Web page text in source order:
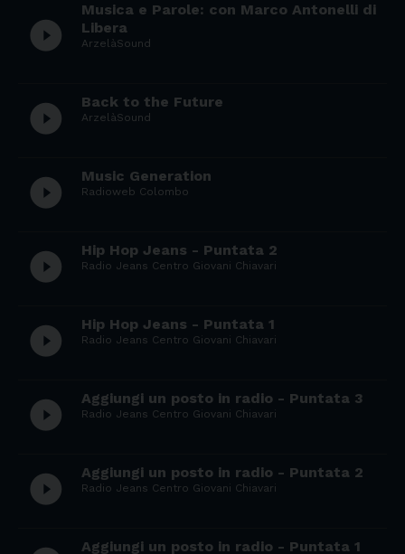
play_circle_filled
Musica e Parole: con Marco Antonelli di
Libera
ArzelàSound
play_circle_filled Back to the Future
ArzelàSound
play_circle_filled Music Generation
Radioweb Colombo
play_circle_filled Hip Hop Jeans - Puntata 2
Radio Jeans Centro Giovani Chiavari
play_circle_filled Hip Hop Jeans - Puntata 1
Radio Jeans Centro Giovani Chiavari
play_circle_filled Aggiungi un posto in radio - Puntata 3
Radio Jeans Centro Giovani Chiavari
play_circle_filled Aggiungi un posto in radio - Puntata 2
Radio Jeans Centro Giovani Chiavari
Aggiungi un posto in radio - Puntata 1